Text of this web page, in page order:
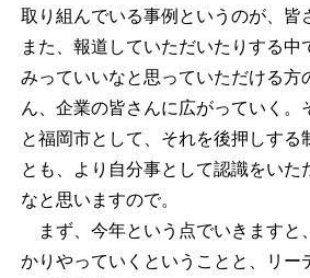
取り組んでいる事例というのが、皆
また、報道していただいたりする中
みっていいなと思っていただける方
ん、企業の皆さんに広がっていく。
と福岡市として、それを後押しする
とも、より自分事として認識をいた
なと思いますので。
まず、今年という点でいきますと
かりやっていくということと、リー